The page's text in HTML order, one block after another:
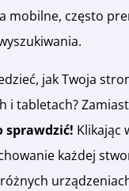
mobilne, często
jak Twoja
i tabletach?
sprawdzić! Klikając
każdej